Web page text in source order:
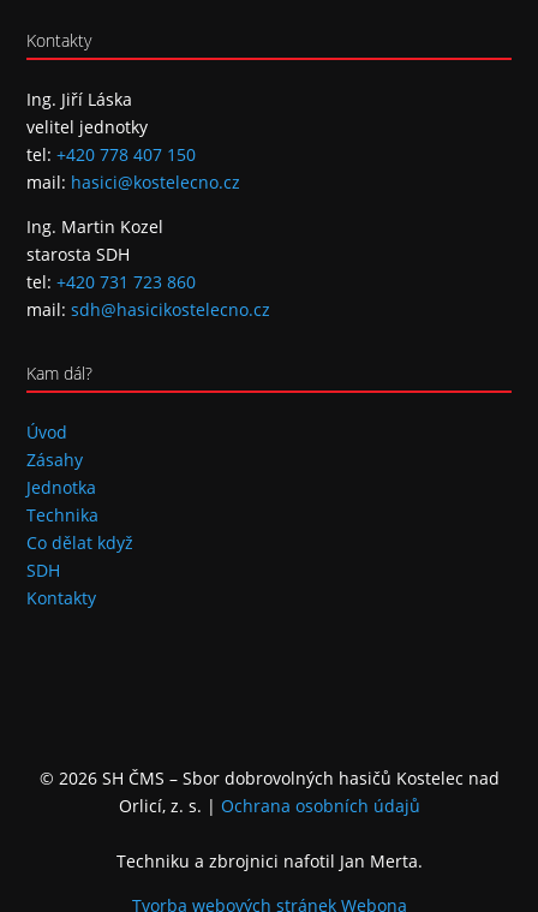
Kontakty
Ing. Jiří Láska
velitel jednotky
tel:+420 778 407 150
mail: hasici@kostelecno.cz
Ing. Martin Kozel
starosta SDH
tel:+420 731 723 860
mail:sdh@hasicikostelecno.cz
Kam dál?
Úvod
Zásahy
Jednotka
Technika
Co dělat když
SDH
Kontakty
© 2026 SH ČMS – Sbor dobrovolných hasičů Kostelec nad
Orlicí, z. s. | Ochrana osobních údajů
Techniku a zbrojnici nafotil Jan Merta.
Tvorba webových stránek Webona